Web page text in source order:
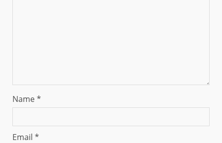
Name*
Email *